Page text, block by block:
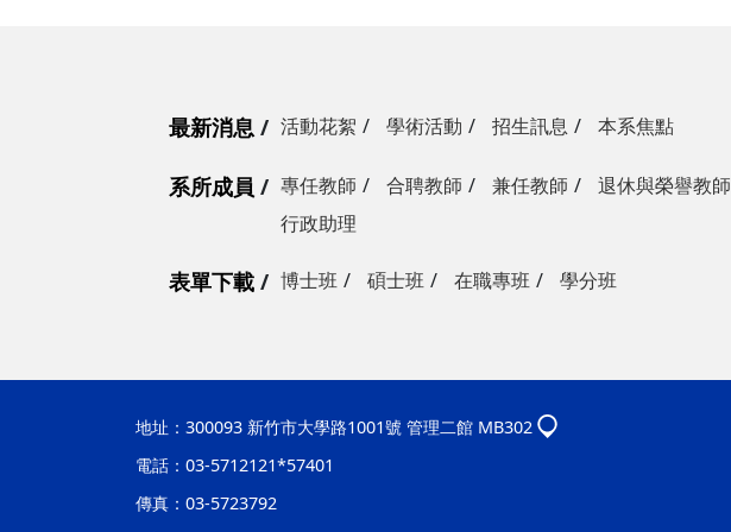
最新消息 活動花絮 學術活動 招生訊息 本系焦點
系所成員 專任教師 合聘教師 兼任教師
退休與榮譽教師
行政助理
表單下載 博士班 碩士班 在職專班 學分班
地址： 300093 新竹市大學路1001號 管理二館 MB302
電話：03-5712121*57401
傳真：03-5723792